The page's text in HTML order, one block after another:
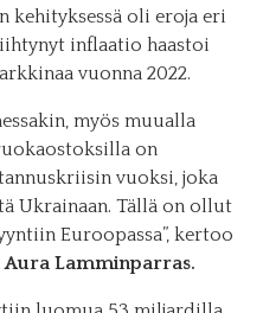
kehityksessä oli eroja eri
inflaatio haastoi
vuonna 2022.
myös muualla
on
vuoksi, joka
Ukrainaan. Tällä on ollut
Euroopassa”, kertoo
Aura Lamminparras.